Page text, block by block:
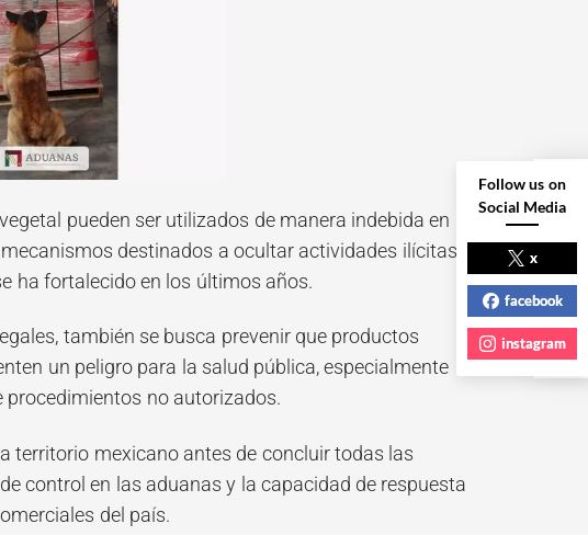
pueden ser utilizados de manera indebida en
destinados a ocultar actividades ilícitas,
ha fortalecido en los últimos años.
también se busca prevenir que productos
un peligro para la salud pública, especialmente
no autorizados.
territorio mexicano antes de concluir todas las
control en las aduanas y la capacidad de respuesta
del país.
NEXT POST
Follow us on
Social Media
x
facebook
instagram